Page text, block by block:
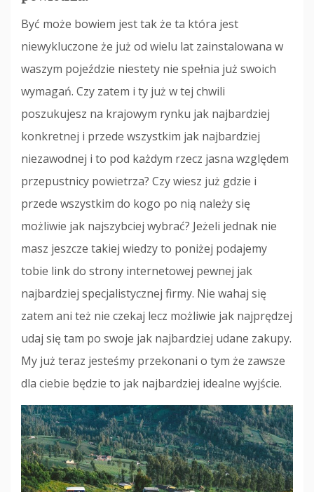
Być może bowiem jest tak że ta która jest
niewykluczone że już od wielu lat zainstalowana w
waszym pojeździe niestety nie spełnia już swoich
wymagań. Czy zatem i ty już w tej chwili
poszukujesz na krajowym rynku jak najbardziej
konkretnej i przede wszystkim jak najbardziej
niezawodnej i to pod każdym rzecz jasna względem
przepustnicy powietrza? Czy wiesz już gdzie i
przede wszystkim do kogo po nią należy się
możliwie jak najszybciej wybrać? Jeżeli jednak nie
masz jeszcze takiej wiedzy to poniżej podajemy
tobie link do strony internetowej pewnej jak
najbardziej specjalistycznej firmy. Nie wahaj się
zatem ani też nie czekaj lecz możliwie jak najprędzej
udaj się tam po swoje jak najbardziej udane zakupy.
My już teraz jesteśmy przekonani o tym że zawsze
dla ciebie będzie to jak najbardziej idealne wyjście.